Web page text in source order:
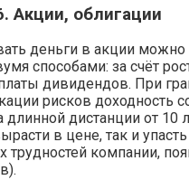
Акции, облигации
деньги в акции можно
способами: за счёт
дивидендов. При
рисков доходность
длинной дистанции от 10
в цене, так и
трудностей компании,